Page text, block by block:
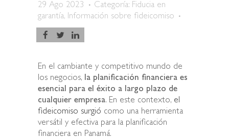
29 Ago 2023 Categoría: Fiducia en
garantía, Información sobre fideicomiso
En el cambiante y competitivo mundo de
los negocios, la planificación financiera es
esencial para el éxito a largo plazo de
cualquier empresa. En este contexto, el
fideicomiso surgió como una herramienta
versátil y efectiva para la planificación
financiera en Panamá.